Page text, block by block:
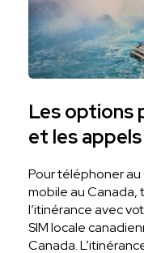
Les options
et les appels
Pour téléphoner au
mobile au Canada,
l’itinérance avec
SIM locale
Canada.